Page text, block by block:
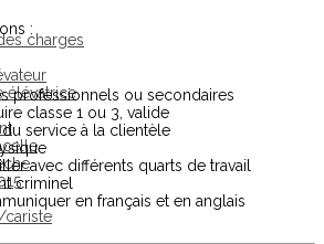
charges
élévatrice
:
professionnels ou secondaires
classe 1 ou 3, valide
service à la clientèle
avec différents quarts de travail
criminel
en français et en anglais